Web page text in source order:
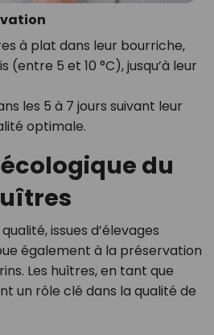
à plat dans leur bourriche,
(entre 5 et 10 °C), jusqu’à leur
les 5 à 7 jours suivant leur
optimale.
du
issues d’élevages
également à la préservation
Les huîtres, en tant que
un rôle clé dans la qualité de